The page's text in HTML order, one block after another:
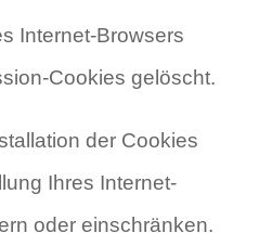
Internet-Browsers
Cookies gelöscht.
der Cookies
Ihres Internet-
oder einschränken.